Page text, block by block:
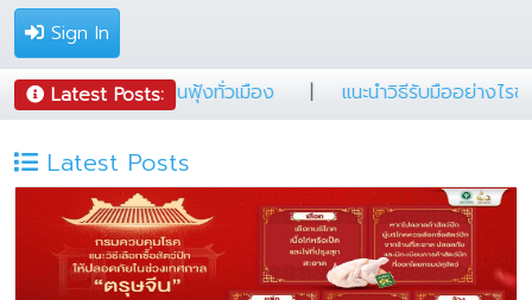
Sign In
Latest Posts:
แคมป์ต้องรู้| 5 ข้อ ป้องกันฝุ่นฟุ้งทั่วเมือง|แนะนำวิธี
Latest Posts